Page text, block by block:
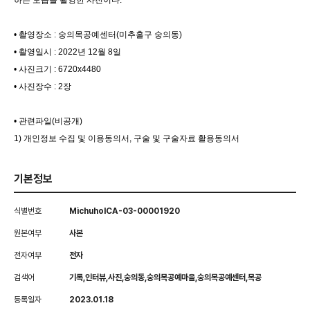
• 촬영장소 : 숭의목공예센터(미추홀구 숭의동)
• 촬영일시 : 2022년 12월 8일
• 사진크기 : 6720x4480
• 사진장수 : 2장
• 관련파일(비공개)
1) 개인정보 수집 및 이용동의서, 구술 및 구술자료 활용동의서
기본정보
식별번호 MichuholCA-03-00001920
원본여부 사본
전자여부 전자
검색어 기록,인터뷰,사진,숭의동,숭의목공예마을,숭의목공예센터,목공
등록일자 2023.01.18